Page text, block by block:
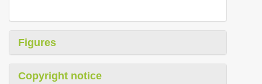
Figures
Copyright notice